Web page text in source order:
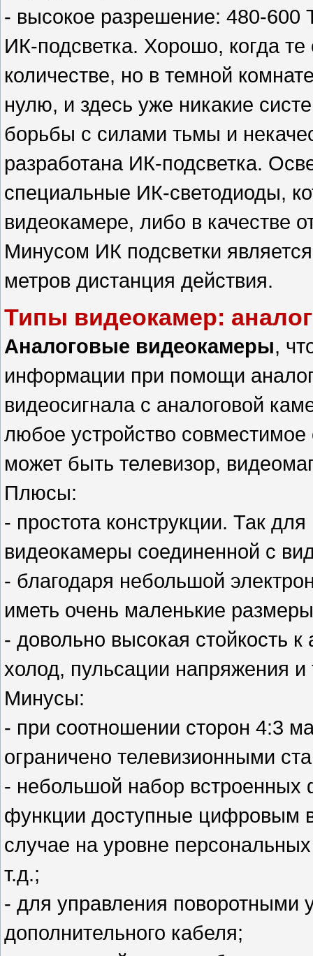
- высокое разрешение: 480-600
ИК-подсветка. Хорошо, когда
количестве, но в темной
нулю, и здесь уже никакие
борьбы с силами тьмы и
разработана ИК-подсветка.
специальные ИК-светодиоды,
видеокамере, либо в качестве
Минусом ИК подсветки
метров дистанция действия.
Типы видеокамер:
Аналоговые видеокамеры,
информации при помощи
видеосигнала с аналоговой
любое устройство
может быть телевизор,
Плюсы:
- простота конструкции. Так
видеокамеры соединенной с
- благодаря небольшой
иметь очень маленькие
- довольно высокая стойкость
холод, пульсации напряжения и
Минусы:
- при соотношении сторон 4:3
ограничено телевизионными
- небольшой набор встроенных
функции доступные цифровым
случае на уровне
т.д.;
- для управления поворотными
дополнительного кабеля;